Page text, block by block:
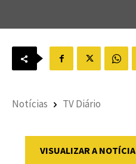
Notícias TV Diário
VISUALIZAR A NOTÍCIA